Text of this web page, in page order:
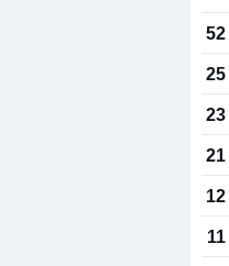
52
25
23
21
12
11